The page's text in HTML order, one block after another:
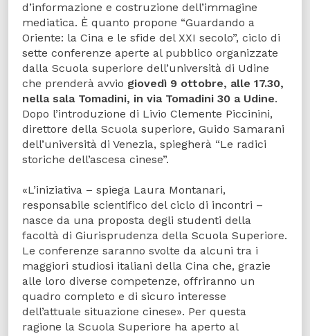
d’informazione e costruzione dell’immagine
mediatica. È quanto propone “Guardando a
Oriente: la Cina e le sfide del XXI secolo”, ciclo di
sette conferenze aperte al pubblico organizzate
dalla Scuola superiore dell’università di Udine
che prenderà avvio giovedì 9 ottobre, alle 17.30,
nella sala Tomadini, in via Tomadini 30 a Udine.
Dopo l’introduzione di Livio Clemente Piccinini,
direttore della Scuola superiore, Guido Samarani
dell’università di Venezia, spiegherà “Le radici
storiche dell’ascesa cinese”.
«L’iniziativa – spiega Laura Montanari,
responsabile scientifico del ciclo di incontri –
nasce da una proposta degli studenti della
facoltà di Giurisprudenza della Scuola Superiore.
Le conferenze saranno svolte da alcuni tra i
maggiori studiosi italiani della Cina che, grazie
alle loro diverse competenze, offriranno un
quadro completo e di sicuro interesse
dell’attuale situazione cinese». Per questa
ragione la Scuola Superiore ha aperto al